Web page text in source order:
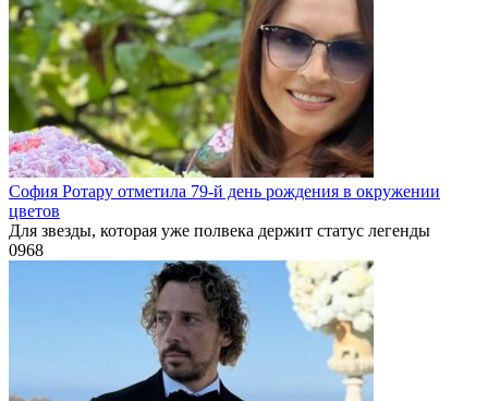
София Ротару отметила 79-й день рождения в окружении
цветов
Для звезды, которая уже полвека держит статус легенды
0968